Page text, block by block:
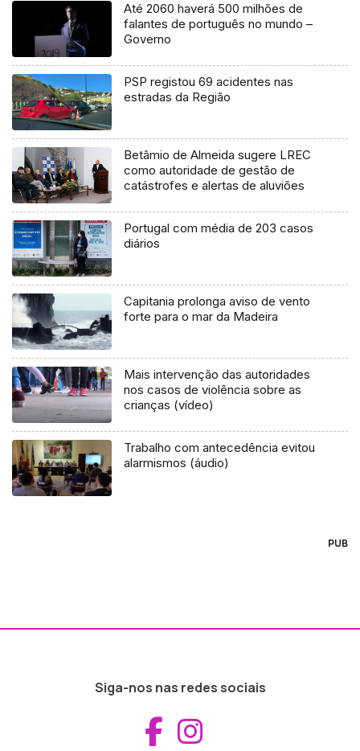
Até 2060 haverá 500 milhões de
falantes de português no mundo –
Governo
PSP registou 69 acidentes nas
estradas da Região
Betâmio de Almeida sugere LREC
como autoridade de gestão de
catástrofes e alertas de aluviões
Portugal com média de 203 casos
diários
Capitania prolonga aviso de vento
forte para o mar da Madeira
Mais intervenção das autoridades
nos casos de violência sobre as
crianças (vídeo)
Trabalho com antecedência evitou
alarmismos (áudio)
PUB
Siga-nos nas redes sociais
Aceder ao